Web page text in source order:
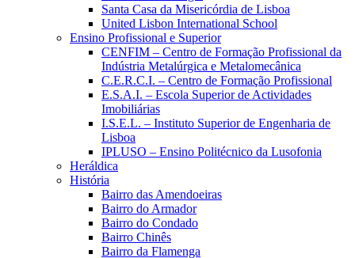
Santa Casa da Misericórdia de Lisboa
United Lisbon International School
Ensino Profissional e Superior
CENFIM – Centro de Formação Profissional da
Indústria Metalúrgica e Metalomecânica
C.E.R.C.I. – Centro de Formação Profissional
E.S.A.I. – Escola Superior de Actividades
Imobiliárias
I.S.E.L. – Instituto Superior de Engenharia de
Lisboa
IPLUSO – Ensino Politécnico da Lusofonia
Heráldica
História
Bairro das Amendoeiras
Bairro do Armador
Bairro do Condado
Bairro Chinês
Bairro da Flamenga